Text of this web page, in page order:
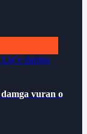
vuran o